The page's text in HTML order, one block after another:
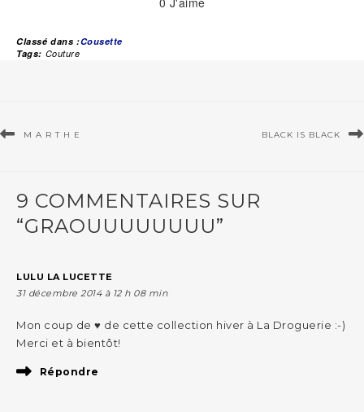
Classé dans :Cousette
Tags: Couture
M A R T H E BLACK IS BLACK
9 COMMENTAIRES SUR
“GRAOUUUUUUUU”
LULU LA LUCETTE
31 décembre 2014 à 12 h 08 min
Mon coup de ♥ de cette collection hiver à La Droguerie :-)
Merci et à bientôt!
Répondre